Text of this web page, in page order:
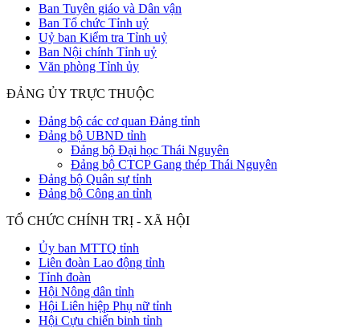
Ban Tuyên giáo và Dân vận
Ban Tổ chức Tỉnh uỷ
Uỷ ban Kiểm tra Tỉnh uỷ
Ban Nội chính Tỉnh uỷ
Văn phòng Tỉnh ủy
ĐẢNG ỦY TRỰC THUỘC
Đảng bộ các cơ quan Đảng tỉnh
Đảng bộ UBND tỉnh
Đảng bộ Đại học Thái Nguyên
Đảng bộ CTCP Gang thép Thái Nguyên
Đảng bộ Quân sự tỉnh
Đảng bộ Công an tỉnh
TỔ CHỨC CHÍNH TRỊ - XÃ HỘI
Ủy ban MTTQ tỉnh
Liên đoàn Lao động tỉnh
Tỉnh đoàn
Hội Nông dân tỉnh
Hội Liên hiệp Phụ nữ tỉnh
Hội Cựu chiến binh tỉnh